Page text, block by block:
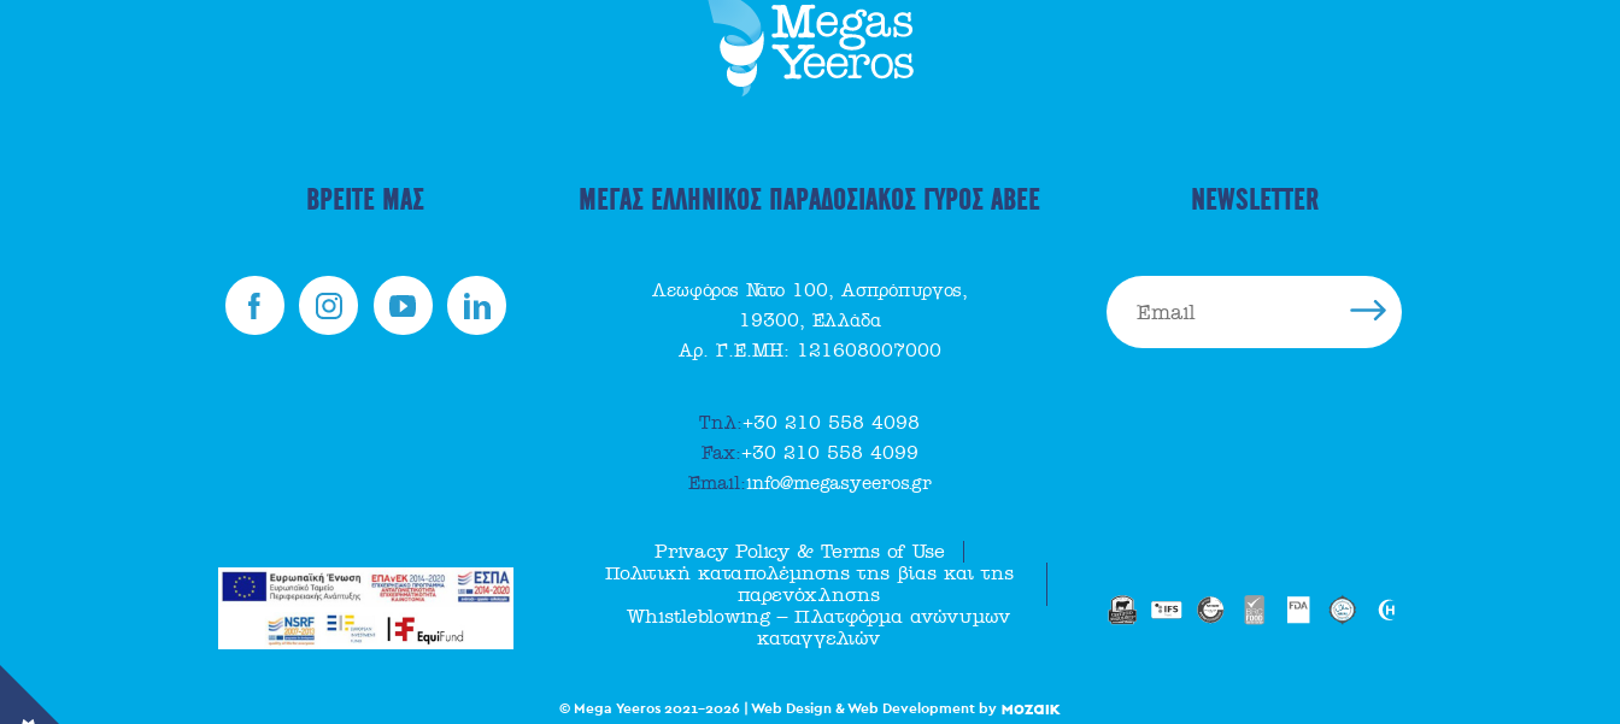
ΒΡΕΙΤΕ ΜΑΣ ΜΕΓΑΣ ΕΛΛΗΝΙΚΟΣ ΠΑΡΑΔΟΣΙΑΚΟΣ ΓΥΡΟΣ ΑΒΕΕ
Λεωφόρος Νάτο 100, Ασπρόπυργος,
19300, Ελλάδα
Αρ. Γ.Ε.ΜΗ: 121608007000
Τηλ:+30 210 558 4098
Fax:+30 210 558 4099
Email:info@megasyeeros.gr
Privacy Policy & Terms of Use
Πολιτική καταπολέμησης της βίας και της
παρενόχλησης
Whistleblowing – Πλατφόρμα ανώνυμων
καταγγελιών
NEWSLETTER
© Mega Yeeros 2021-2026 | Web Design & Web Development by